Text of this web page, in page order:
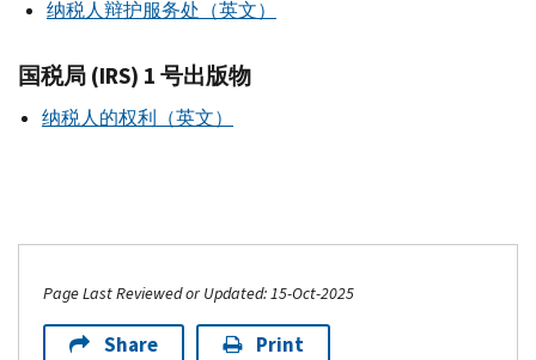
纳税人辩护服务处（英文）
国税局 (IRS) 1 号出版物
纳税人的权利（英文）
Page Last Reviewed or Updated: 15-Oct-2025
Share Print